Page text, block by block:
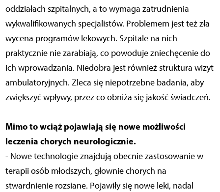
oddziałach szpitalnych, a to wymaga zatrudnienia
wykwalifikowanych specjalistów. Problemem jest też zła
wycena programów lekowych. Szpitale na nich
praktycznie nie zarabiają, co powoduje zniechęcenie do
ich wprowadzania. Niedobra jest również struktura wizyt
ambulatoryjnych. Zleca się niepotrzebne badania, aby
zwiększyć wpływy, przez co obniża się jakość świadczeń.
Mimo to wciąż pojawiają się nowe możliwości
leczenia chorych neurologicznie.
- Nowe technologie znajdują obecnie zastosowanie w
terapii osób młodszych, głownie chorych na
stwardnienie rozsiane. Pojawiły się nowe leki, nadal